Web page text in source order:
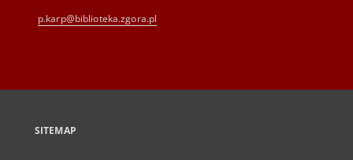
p.karp@biblioteka.zgora.pl
SITEMAP